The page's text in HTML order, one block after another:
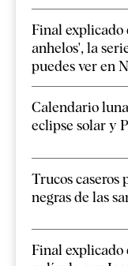
Final explicado
anhelos', la
puedes ver en
Calendario
eclipse solar y
Trucos caseros
negras de las
Final explicado